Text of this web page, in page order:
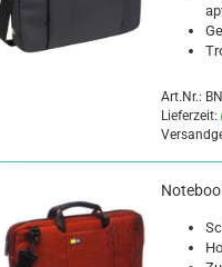
Art.Nr.:
Lieferzeit: